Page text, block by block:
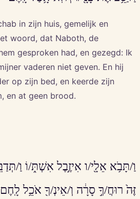
in zijn huis, gemelijk en
woord, dat Naboth, de
gesproken had, en gezegd: Ik
vaderen niet geven. En hij
op zijn bed, en keerde zijn
en at geen brood.
וַ/תָּבֹ֥א אֵלָ֖י/ו אִיזֶ֣בֶל אִשְׁתּ֑/וֹ וַ/
זֶּה֙ רוּחֲ/ךָ֣ סָרָ֔ה וְ/אֵינְ/ךָ֖ אֹכֵ֥ל